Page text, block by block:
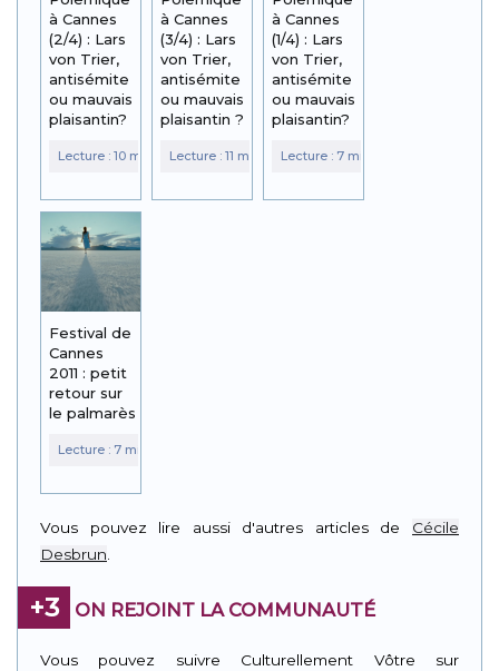
à Cannes
(2/4) : Lars
von Trier,
antisémite
ou mauvais
plaisantin?
à Cannes
(3/4) : Lars
von Trier,
antisémite
ou mauvais
plaisantin ?
à Cannes
(1/4) : Lars
von Trier,
antisémite
ou mauvais
plaisantin?
Festival de
Cannes
2011 : petit
retour sur
le palmarès
Vous pouvez lire aussi d'autres articles de Cécile
Desbrun.
+3 ON REJOINT LA COMMUNAUTÉ
Vous pouvez suivre Culturellement Vôtre sur